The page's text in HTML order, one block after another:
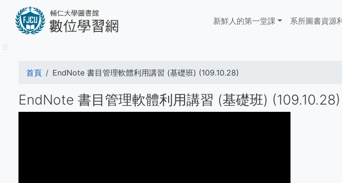
容
Main
navigation
新鮮人的第一堂課 系所圖書資源
⠿
導
連
首頁 EndNote 書目管理軟體利用講習 (基礎班) (109.10.28)
EndNote 書目管理軟體利用講習 (基礎班) (109.10.28)